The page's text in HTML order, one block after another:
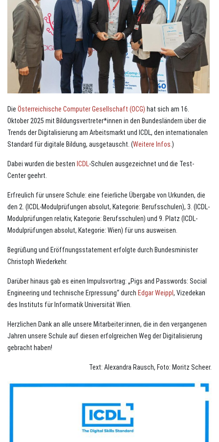
Die Österreichische Computer Gesellschaft (OCG) hat sich am 16.
Oktober 2025 mit Bildungsvertreter*innen in den Bundesländern über die
Trends der Digitalisierung am Arbeitsmarkt und ICDL, den internationalen
Standard für digitale Bildung, ausgetauscht. (Weitere Infos. )
Dabei wurden die besten ICDL-Schulen ausgezeichnet und die Test-
Center geehrt.
Erfreulich für unsere Schule: eine feierliche Übergabe von Urkunden, die
den 2. (ICDL-Modulprüfungen absolut, Kategorie: Berufsschulen), 3. (ICDL-
Modulprüfungen relativ, Kategorie: Berufsschulen) und 9. Platz (ICDL-
Modulprüfungen absolut, Kategorie: Wien) für uns ausweisen.
Begrüßung und Eröffnungsstatement erfolgte durch Bundesminister
Christoph Wiederkehr.
Darüber hinaus gab es einen Impulsvortrag: „Pigs and Passwords: Social
Engineering und technische Erpressung“ durch Edgar Weippl , Vizedekan
des Instituts für Informatik Universität Wien.
Herzlichen Dank an alle unsere Mitarbeiter:innen, die in den vergangenen
Jahren unsere Schule auf diesen erfolgreichen Weg der Digitalisierung
gebracht haben!
Text: Alexandra Rausch, Foto: Moritz Scheer.